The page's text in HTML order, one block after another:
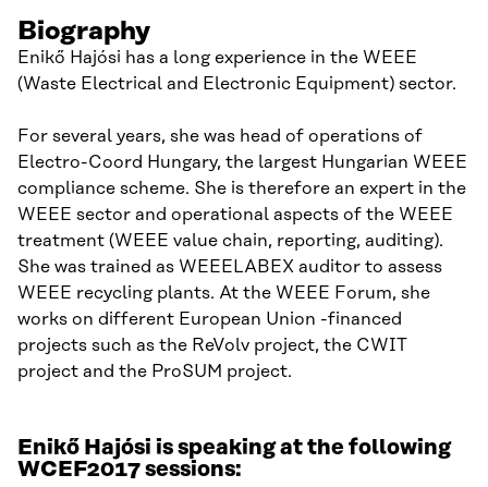
Biography
Enikő Hajósi has a long experience in the WEEE
(Waste Electrical and Electronic Equipment) sector.
For several years, she was head of operations of
Electro-Coord Hungary, the largest Hungarian WEEE
compliance scheme. She is therefore an expert in the
WEEE sector and operational aspects of the WEEE
treatment (WEEE value chain, reporting, auditing).
She was trained as WEEELABEX auditor to assess
WEEE recycling plants. At the WEEE Forum, she
works on different European Union -financed
projects such as the ReVolv project, the CWIT
project and the ProSUM project.
Enikő Hajósi is speaking at the following
WCEF2017 sessions: